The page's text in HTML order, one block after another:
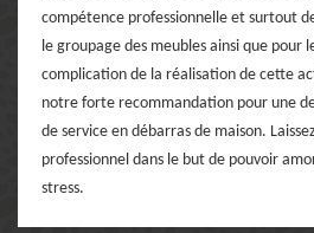
compétence professionnelle et surtout
le groupage des meubles ainsi que pour
complication de la réalisation de cette
notre forte recommandation pour une
de service en débarras de maison.
professionnel dans le but de pouvoir
stress.